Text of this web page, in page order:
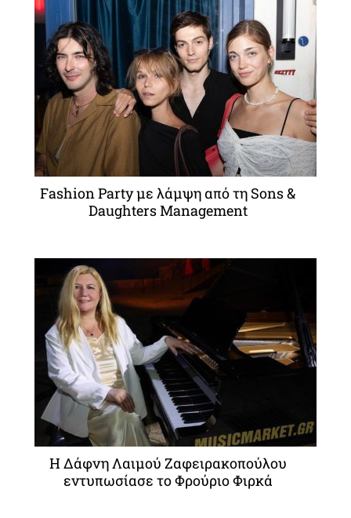
Fashion Party με λάμψη από τη Sons &
Daughters Management
Η Δάφνη Λαιμού Ζαφειρακοπούλου
εντυπωσίασε το Φρούριο Φιρκά